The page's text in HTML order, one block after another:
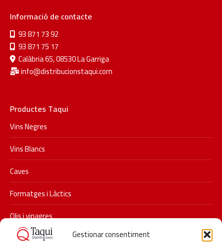
Gestionar consentiment
Informació de contacte
93 871 73 92
93 871 75 17
Calàbria 65, 08530 La Garriga
info@distribucionstaqui.com
Productes Taqui
Vins Negres
Vins Blancs
Caves
Formatges i Làctics
Olis i vinagres
Xarxes socials